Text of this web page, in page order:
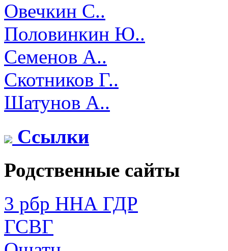
Овечкин С..
Половинкин Ю..
Семенов А..
Скотников Г..
Шатунов А..
Ссылки
Родственные сайты
3 рбр ННА ГДР
ГСВГ